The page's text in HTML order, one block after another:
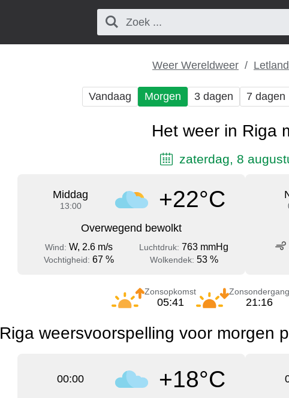
Weer Wereldweer Letland
Vandaag Morgen 3 dagen 7 dagen
Het weer in Riga
zaterdag, 8
Middag
13:00 +22°C
Overwegend bewolkt
Wind: W, 2.6 m/s Luchtdruk: 763 mmHg
Vochtigheid: 67 % Wolkendek: 53 %
Zonsopkomst
05:41
Zonsondergang
21:16
Riga weersvoorspelling voor morgen
00:00 +18°C